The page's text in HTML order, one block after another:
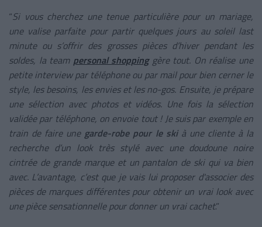
“Si vous cherchez une tenue particulière pour un mariage,
une valise parfaite pour partir quelques jours au soleil last
minute ou s’offrir des grosses pièces d’hiver pendant les
soldes, la team personal shoppinggère tout. On réalise une
petite interview par téléphone ou par mail pour bien cerner le
style, les besoins, les envies et les no-gos. Ensuite, je prépare
une sélection avec photos et vidéos. Une fois la sélection
validée par téléphone, on envoie tout ! Je suis par exemple en
train de faire une garde-robe pour le skià une cliente à la
recherche d’un look très stylé avec une doudoune noire
cintrée de grande marque et un pantalon de ski qui va bien
avec. L’avantage, c’est que je vais lui proposer d'associer des
pièces de marques différentes pour obtenir un vrai look avec
une pièce sensationnelle pour donner un vrai cachet.”